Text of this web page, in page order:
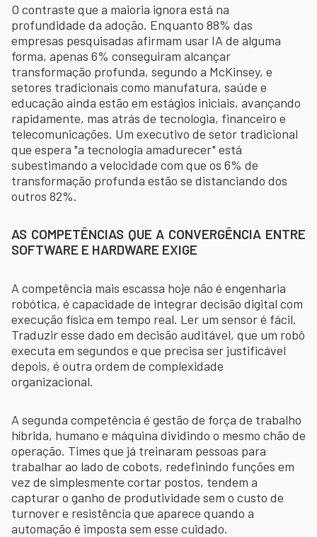
O contraste que a maioria ignora está na
profundidade da adoção. Enquanto 88% das
empresas pesquisadas afirmam usar IA de alguma
forma, apenas 6% conseguiram alcançar
transformação profunda, segundo a McKinsey, e
setores tradicionais como manufatura, saúde e
educação ainda estão em estágios iniciais, avançando
rapidamente, mas atrás de tecnologia, financeiro e
telecomunicações. Um executivo de setor tradicional
que espera "a tecnologia amadurecer" está
subestimando a velocidade com que os 6% de
transformação profunda estão se distanciando dos
outros 82%.
AS COMPETÊNCIAS QUE A CONVERGÊNCIA ENTRE
SOFTWARE E HARDWARE EXIGE
A competência mais escassa hoje não é engenharia
robótica, é capacidade de integrar decisão digital com
execução física em tempo real. Ler um sensor é fácil.
Traduzir esse dado em decisão auditável, que um robô
executa em segundos e que precisa ser justificável
depois, é outra ordem de complexidade
organizacional.
A segunda competência é gestão de força de trabalho
híbrida, humano e máquina dividindo o mesmo chão de
operação. Times que já treinaram pessoas para
trabalhar ao lado de cobots, redefinindo funções em
vez de simplesmente cortar postos, tendem a
capturar o ganho de produtividade sem o custo de
turnover e resistência que aparece quando a
automação é imposta sem esse cuidado.